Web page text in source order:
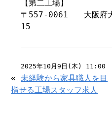
【第二工場】
〒557-0061 大阪府大
15
2025年10月9日(木) 11:00
«未経験から家具職人を目
指せる工場スタッフ求人